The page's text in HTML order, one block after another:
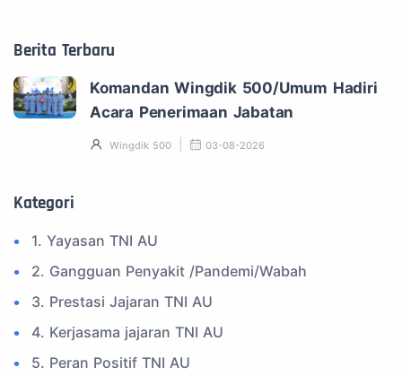
Berita Terbaru
Komandan Wingdik 500/Umum Hadiri
Acara Penerimaan Jabatan
Wingdik 500 03-08-2026
Kategori
1. Yayasan TNI AU
2. Gangguan Penyakit /Pandemi/Wabah
3. Prestasi Jajaran TNI AU
4. Kerjasama jajaran TNI AU
5. Peran Positif TNI AU